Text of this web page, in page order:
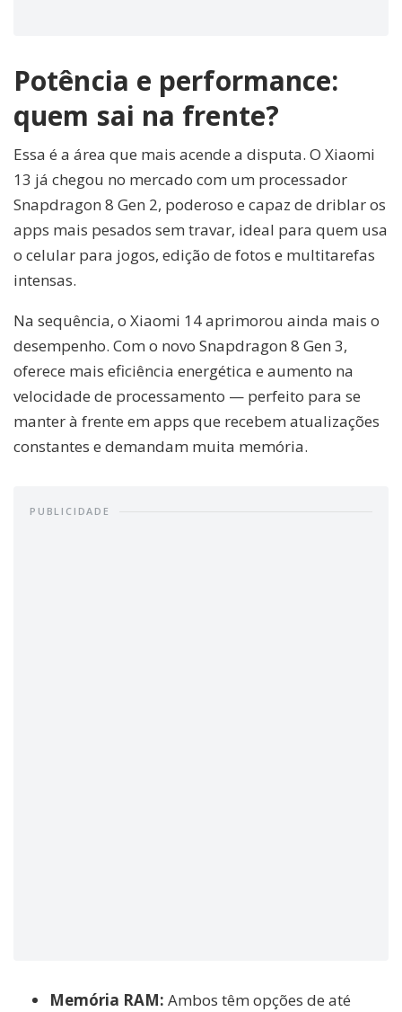
Potência e performance:
quem sai na frente?
Essa é a área que mais acende a disputa. O Xiaomi
13 já chegou no mercado com um processador
Snapdragon 8 Gen 2, poderoso e capaz de driblar os
apps mais pesados sem travar, ideal para quem usa
o celular para jogos, edição de fotos e multitarefas
intensas.
Na sequência, o Xiaomi 14 aprimorou ainda mais o
desempenho. Com o novo Snapdragon 8 Gen 3,
oferece mais eficiência energética e aumento na
velocidade de processamento — perfeito para se
manter à frente em apps que recebem atualizações
constantes e demandam muita memória.
PUBLICIDADE
Memória RAM: Ambos têm opções de até